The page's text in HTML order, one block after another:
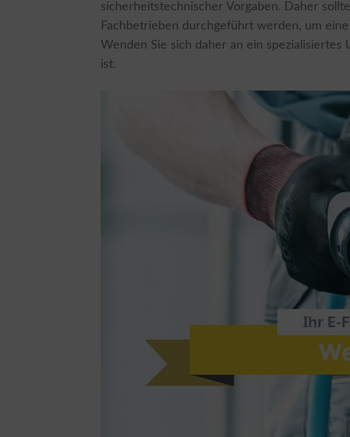
sicherheitstechnischer Vorgaben. Daher
Fachbetrieben durchgeführt werden, um
Wenden Sie sich daher an ein
ist.